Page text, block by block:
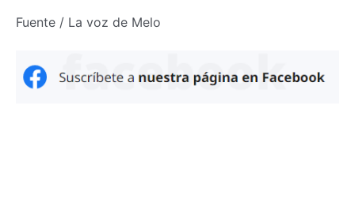
Fuente / La voz de Melo